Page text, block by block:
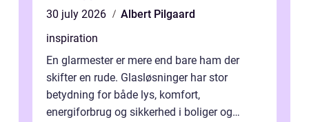
30 july 2026
Albert Pilgaard
inspiration
En glarmester er mere end bare ham der
skifter en rude. Glasløsninger har stor
betydning for både lys, komfort,
energiforbrug og sikkerhed i boliger og